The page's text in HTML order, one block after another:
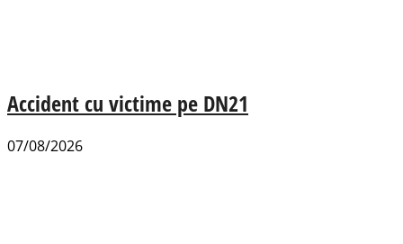
Accident cu victime pe DN21
07/08/2026